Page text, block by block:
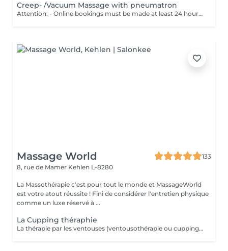
Creep- /Vacuum Massage with pneumatron
Attention: - Online bookings must be made at least 24 hours in advance. - If you would like to book a massage at short notice (less than 24 hours in advance), please call +49 173 390 20 62. - If you have to cancel the massage, we kindly ask you to do so at least 24 hours in advance, otherwise we will have to charge 70% of the price of the massage. - Employees and times can be adjusted if necessary, after consultation with you. Your body is massaged with a skin-friendly alkaline oil, the muscles relaxes and blockages are released. Then parts of the body are treated with a vacuum massage technique. This stimulates the body parts with a pulsating negative pressure to deacidify and excrete toxins.
Massage World
133
8, rue de Mamer Kehlen L-8280
La Massothérapie c'est pour tout le monde et MassageWorld
est votre atout réussite ! Fini de considérer l'entretien physique
comme un luxe réservé à ...
La Cupping théraphie
La thérapie par les ventouses (ventousothérapie ou cupping) peut être employée pour divers problèmes de santé. Actuellement, elle est surtout utilisée pour soulager les douleurs musculosquelettiques. 'application des ventouses active fortement la circulation du sang et par le fait même, soulage la douleur. Jusqu'à récemment cette technique était très peu connue de la plupart des gens en occident. Depuis quelques années elle gagne en popularité. La thérapie par les ventouses est maintenant de plus en plus répendue. L'aspiration provoquée par les ventouses augmente considérablement la circulation sanguine au niveau des vaisseaux sanguins capillaires des muscles, tissus conjonctifs et des fascias. Elle améliore aussi la circulation lymphatique. Ainsi, elle libère la stagnation de Qi et de Sang dans les zones douloureuses. Cela a pour effet de diminuer les douleurs, les tensions, les contractions et les spasmes musculaires. De plus, le cupping favorise la guérison et permet d'éliminer plus rapidement l'acide lactique accumulé dans les muscles par l'effort physique. Le cupping est aussi utilisé pour chasser les pathogènes à l'extérieur du corps et dégager les voies respiratoires en cas de rhumes, grippes ou bronchites. Laissez-vous surprendre par cette technique millénaire.